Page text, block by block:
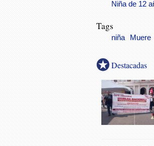
Niña de 12
Tags
niña Muere
Destacadas